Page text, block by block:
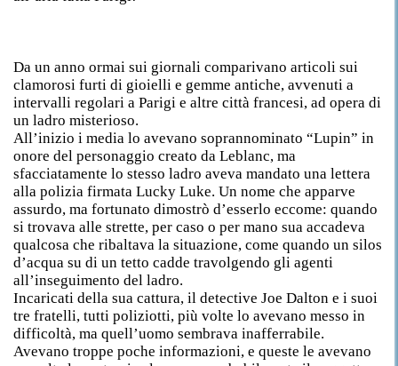
Da un anno ormai sui giornali comparivano articoli sui
clamorosi furti di gioielli e gemme antiche, avvenuti a
intervalli regolari a Parigi e altre città francesi, ad opera di
un ladro misterioso.
All’inizio i media lo avevano soprannominato “Lupin” in
onore del personaggio creato da Leblanc, ma
sfacciatamente lo stesso ladro aveva mandato una lettera
alla polizia firmata Lucky Luke. Un nome che apparve
assurdo, ma fortunato dimostrò d’esserlo eccome: quando
si trovava alle strette, per caso o per mano sua accadeva
qualcosa che ribaltava la situazione, come quando un silos
d’acqua su di un tetto cadde travolgendo gli agenti
all’inseguimento del ladro.
Incaricati della sua cattura, il detective Joe Dalton e i suoi
tre fratelli, tutti poliziotti, più volte lo avevano messo in
difficoltà, ma quell’uomo sembrava inafferrabile.
Avevano troppe poche informazioni, e queste le avevano